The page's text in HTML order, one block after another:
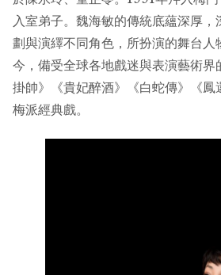
入室弟子。魏海敏的傳統底蘊深厚
劃與演繹不同角色，所扮演的舞台人
今，備受全球各地戲迷與表演藝術界
掛帥》《貴妃醉酒》《白蛇傳》《鳳
梅派經典戲。